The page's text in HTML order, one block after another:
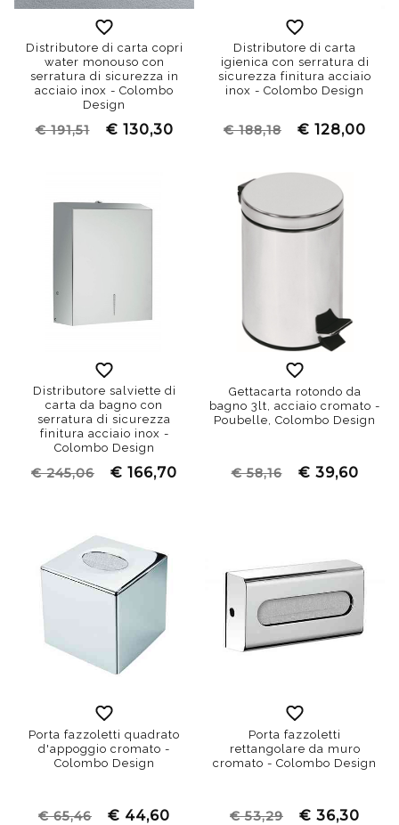
Distributore di carta copri
water monouso con
serratura di sicurezza in
acciaio inox - Colombo
Design
€ 191,51 € 130,30
Distributore di carta
igienica con serratura di
sicurezza finitura acciaio
inox - Colombo Design
€ 188,18 € 128,00
Distributore salviette di
carta da bagno con
serratura di sicurezza
finitura acciaio inox -
Colombo Design
€ 245,06 € 166,70
Gettacarta rotondo da
bagno 3lt, acciaio cromato -
Poubelle, Colombo Design
€ 58,16 € 39,60
Porta fazzoletti quadrato
d'appoggio cromato -
Colombo Design
€ 65,46 € 44,60
Porta fazzoletti
rettangolare da muro
cromato - Colombo Design
€ 53,29 € 36,30